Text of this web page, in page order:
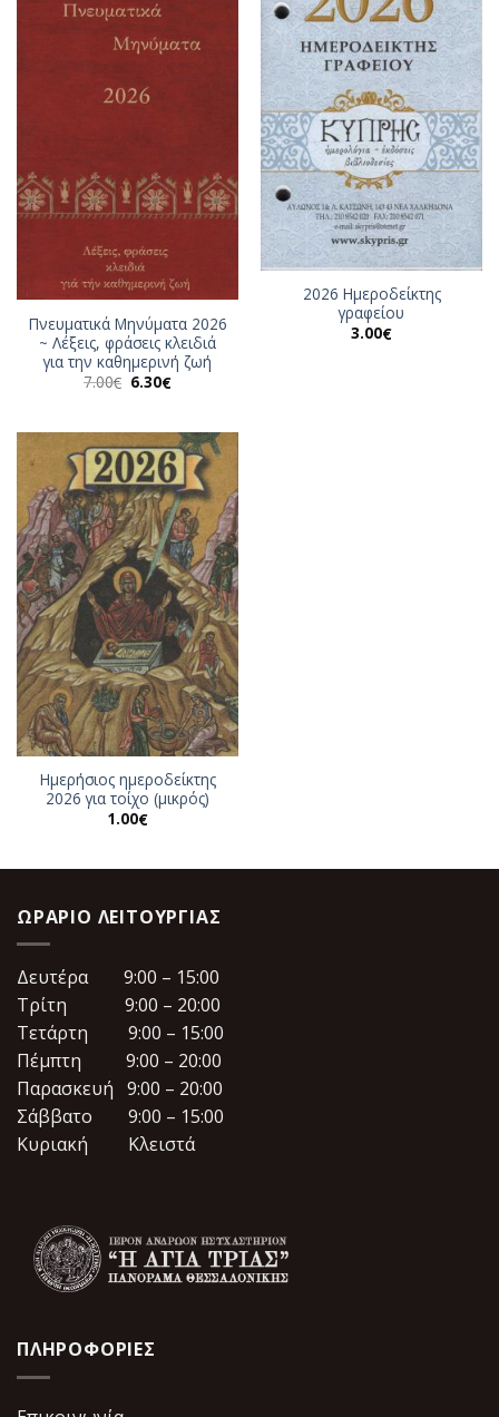
Πνευματικά Μηνύματα 2026
~ Λέξεις, φράσεις κλειδιά
για την καθημερινή ζωή
7.00€ Original
price
6.30€Η
6.30€.
2026 Ημεροδείκτης
γραφείου
3.00€
Ημερήσιος ημεροδείκτης
2026 για τοίχο (μικρός)
1.00€
ΩΡΆΡΙΟ ΛΕΙΤΟΥΡΓΊΑΣ
Δευτέρα 9:00 – 15:00
Τρίτη 9:00 – 20:00
Τετάρτη 9:00 – 15:00
Πέμπτη 9:00 – 20:00
Παρασκευή 9:00 – 20:00
Σάββατο 9:00 – 15:00
Κυριακή Κλειστά
ΠΛΗΡΟΦΟΡΙΕΣ